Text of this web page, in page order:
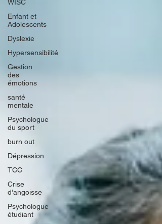
WISC
Enfant et
Adolescents
Dyslexie
Hypersensibilité
Gestion
des
émotions
santé
mentale
Psychologue
du sport
burn out
Dépression
TCC
Crise
d'angoisse
Psychologue
étudiant